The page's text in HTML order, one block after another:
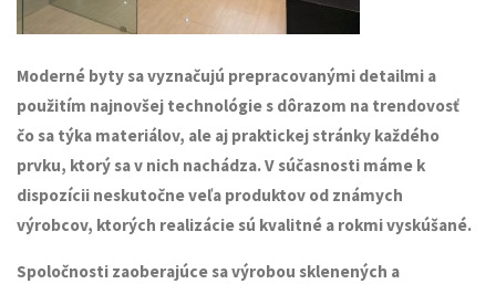
Moderné byty sa vyznačujú prepracovanými detailmi a
použitím najnovšej technológie s dôrazom na trendovosť
čo sa týka materiálov, ale aj praktickej stránky každého
prvku, ktorý sa v nich nachádza. V súčasnosti máme k
dispozícii neskutočne veľa produktov od známych
výrobcov, ktorých realizácie sú kvalitné a rokmi vyskúšané.
Spoločnosti zaoberajúce sa výrobou sklenených a